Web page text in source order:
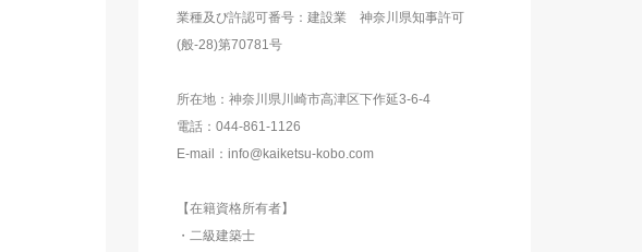
業種及び許認可番号：建設業 神奈川県知事許可
(般-28)第70781号
所在地：神奈川県川崎市高津区下作延3-6-4
電話：044-861-1126
E-mail：info@kaiketsu-kobo.com
【在籍資格所有者】
・二級建築士